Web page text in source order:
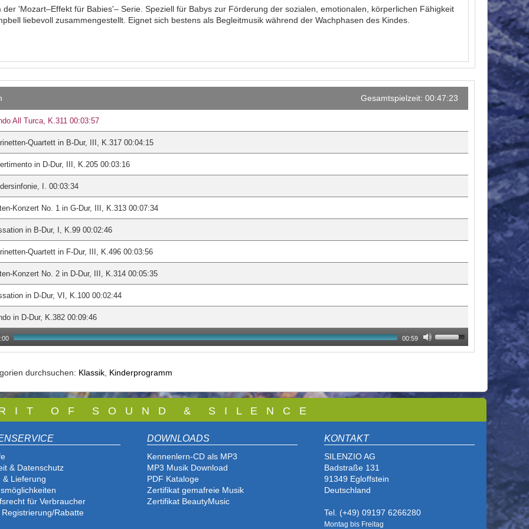
der 'Mozart–Effekt für Babies'– Serie. Speziell für Babys zur Förderung der sozialen, emotionalen, körperlichen Fähigkeit
liebevoll zusammengestellt. Eignet sich bestens als Begleitmusik während der Wachphasen des Kindes.
Gesamtspielzeit: 00:47:23
All Turca, K.311 00:03:57
Quartett in B-Dur, III, K.317 00:04:15
in D-Dur, III, K.205 00:03:16
I. 00:03:34
Konzert No. 1 in G-Dur, III, K.313 00:07:34
in B-Dur, I, K.99 00:02:46
Quartett in F-Dur, III, K.496 00:03:56
Konzert No. 2 in D-Dur, III, K.314 00:05:35
in D-Dur, VI, K.100 00:02:44
in D-Dur, K.382 00:09:46
00:59
durchsuchen: Klassik Kinderprogramm
I T O F S O U N D & S I L E N C E
& Datenschutz
& Lieferung
für Verbraucher
Rabatte
DOWNLOADS
Kennenlern-CD als MP3
MP3 Musik Download
PDF Kataloge
Zertifikat gemafreie Musik
Zertifikat BeautyMusic
KONTAKT
SILENZIO AG
Badstraße 131
91349 Egloffstein
Deutschland
Tel. (+49) 09197 6266280
Montag bis Freitag